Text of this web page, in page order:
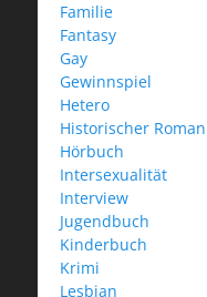
Familie
Fantasy
Gay
Gewinnspiel
Hetero
Historischer Roman
Hörbuch
Intersexualität
Interview
Jugendbuch
Kinderbuch
Krimi
Lesbian